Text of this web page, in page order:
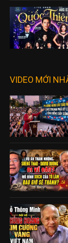
VIDEO MỚI